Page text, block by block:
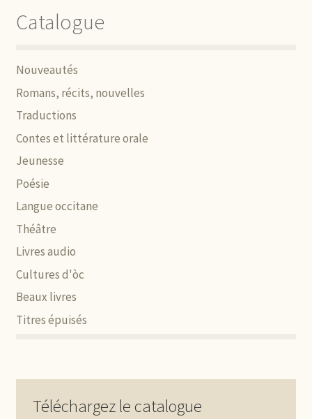
Catalogue
Nouveautés
Romans, récits, nouvelles
Traductions
Contes et littérature orale
Jeunesse
Poésie
Langue occitane
Théâtre
Livres audio
Cultures d'òc
Beaux livres
Titres épuisés
Téléchargez le catalogue